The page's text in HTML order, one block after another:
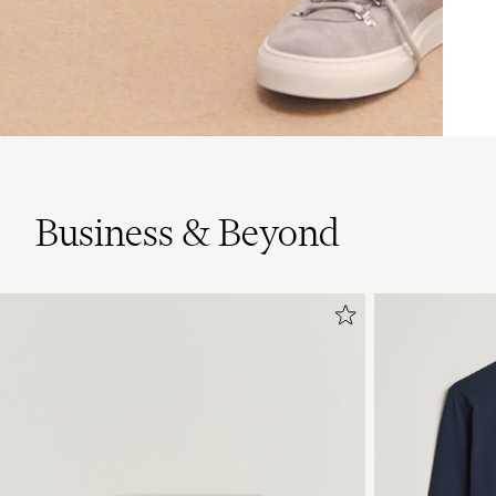
Business & Beyond